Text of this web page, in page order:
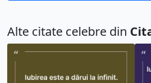
Alte citate celebre din